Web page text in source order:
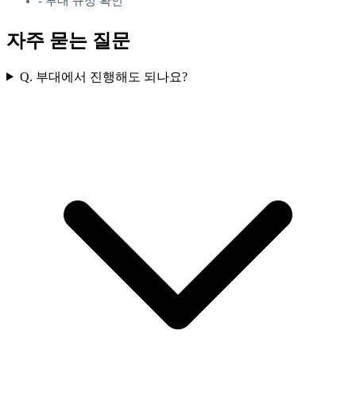
자주 묻는 질문
Q. 부대에서 진행해도 되나요?